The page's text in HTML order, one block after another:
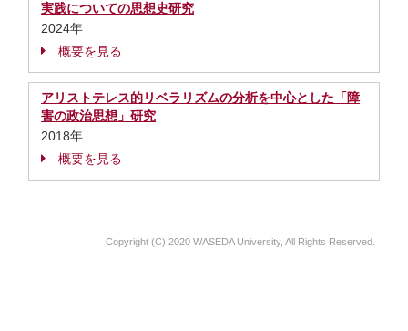
実践についての思想史研究
2024年
概要を見る
アリストテレス的リベラリズムの分析を中心とした「障
害の政治思想」研究
2018年
概要を見る
Copyright (C) 2020 WASEDA University, All Rights Reserved.